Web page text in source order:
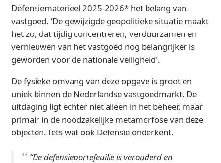
Defensiematerieel 2025-2026* het belang van
vastgoed. ‘De gewijzigde geopolitieke situatie maakt
het zo, dat tijdig concentreren, verduurzamen en
vernieuwen van het vastgoed nog belangrijker is
geworden voor de nationale veiligheid'.
De fysieke omvang van deze opgave is groot en
uniek binnen de Nederlandse vastgoedmarkt. De
uitdaging ligt echter niet alleen in het beheer, maar
primair in de noodzakelijke metamorfose van deze
objecten. Iets wat ook Defensie onderkent.
“De defensieportefeuille is verouderd en